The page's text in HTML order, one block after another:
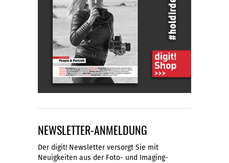
NEWSLETTER-ANMELDUNG
Der digit! Newsletter versorgt Sie mit
Neuigkeiten aus der Foto- und Imaging-